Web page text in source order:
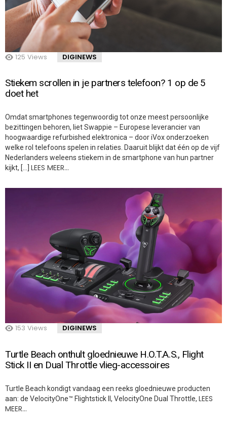
125 Views DIGINEWS
Stiekem scrollen in je partners telefoon? 1 op de 5
doet het
Omdat smartphones tegenwoordig tot onze meest persoonlijke
bezittingen behoren, liet Swappie – Europese leverancier van
hoogwaardige refurbished elektronica – door iVox onderzoeken
welke rol telefoons spelen in relaties. Daaruit blijkt dat één op de vijf
Nederlanders weleens stiekem in de smartphone van hun partner
kijkt, […] LEES MEER…
153 Views DIGINEWS
Turtle Beach onthult gloednieuwe H.O.T.A.S., Flight
Stick II en Dual Throttle vlieg-accessoires
Turtle Beach kondigt vandaag een reeks gloednieuwe producten
aan: de VelocityOne™ Flightstick II, VelocityOne Dual Throttle, LEES
MEER…